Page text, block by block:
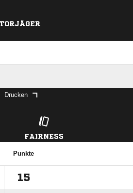
TORJÄGER
Drucken
FAIRNESS
Punkte
15